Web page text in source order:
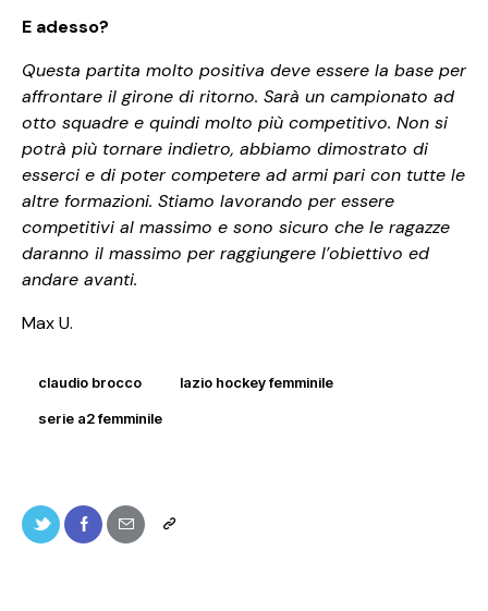
E adesso?
Questa partita molto positiva deve essere la base per
affrontare il girone di ritorno. Sarà un campionato ad
otto squadre e quindi molto più competitivo. Non si
potrà più tornare indietro, abbiamo dimostrato di
esserci e di poter competere ad armi pari con tutte le
altre formazioni. Stiamo lavorando per essere
competitivi al massimo e sono sicuro che le ragazze
daranno il massimo per raggiungere l’obiettivo ed
andare avanti.
Max U.
claudio brocco lazio hockey femminile
serie a2 femminile